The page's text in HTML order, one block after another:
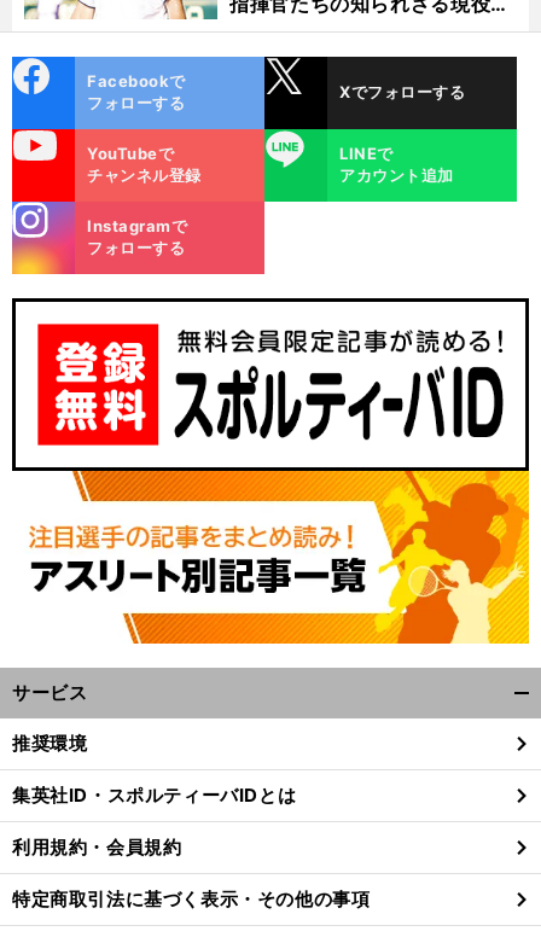
、
、
.
即
」
代
ok
Facebookで
フォローする
Xでフォローする
YouTubeで
チャンネル登録
LINE
LINEで
アカウント追加
m
Instagramで
フォローする
サービス
閉
る
推奨環境
集英社ID・スポルティーバIDとは
利用規約・会員規約
特定商取引法に基づく表示・その他の事項